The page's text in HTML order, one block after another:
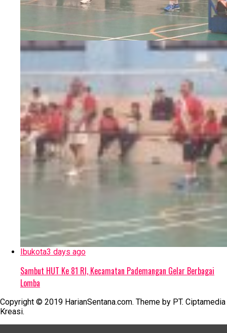
Ibukota3 days ago
Sambut HUT Ke 81 RI, Kecamatan Pademangan Gelar Berbagai
Lomba
Copyright © 2019 HarianSentana.com. Theme by PT. Ciptamedia
Kreasi.